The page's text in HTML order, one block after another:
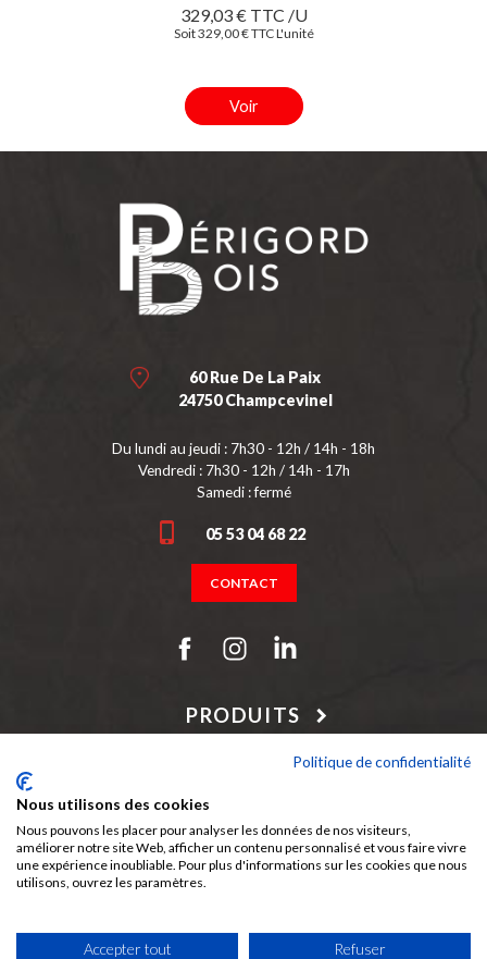
329,03 € TTC /U
Soit 329,00 € TTC L'unité
Voir
60 Rue De La Paix
24750 Champcevinel
Du lundi au jeudi : 7h30 - 12h / 14h - 18h
Vendredi : 7h30 - 12h / 14h - 17h
Samedi : fermé
05 53 04 68 22
CONTACT
PRODUITS
NOTRE SOCIÉTÉ
Périgord Bois, c'est aussi :
Politique de confidentialité
Nous utilisons des cookies
Nous pouvons les placer pour analyser les données de nos visiteurs,
améliorer notre site Web, afficher un contenu personnalisé et vous faire vivre
une expérience inoubliable. Pour plus d'informations sur les cookies que nous
utilisons, ouvrez les paramètres.
Accepter tout Refuser